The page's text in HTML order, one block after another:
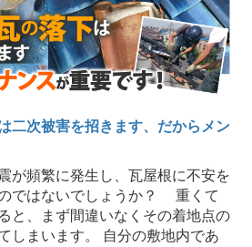
二次被害を招きます、だからメン
が頻繁に発生し、瓦屋根に不安を
ではないでしょうか？ 重くて
と、まず間違いなくその着地点の
しまいます。 自分の敷地内であ